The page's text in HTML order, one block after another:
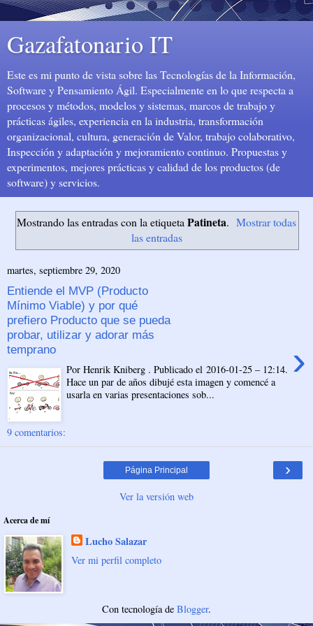
Gazafatonario IT
Este es mi punto de vista sobre las Tecnologías de la Información,
Software y Pensamiento Ágil. Especialmente en lo que respecta a
procesos y métodos, modelos y sistemas, marcos de trabajo y
prácticas ágiles, experiencia en la industria, transformación
organizacional, cultura, generación de Valor, trabajo colaborativo,
Inspección y adaptación y mejoramiento continuo. Propuestas y
experimentos, mejores prácticas y calidad de los productos (de
software) y servicios.
Mostrando las entradas con la etiqueta Patineta. Mostrar todas
las entradas
martes, septiembre 29, 2020
Entiende el MVP (Producto
Mínimo Viable) y por qué
prefiero Producto que se pueda
probar, utilizar y adorar más
temprano
›
Por Henrik Kniberg . Publicado el 2016-01-25 – 12:14.
Hace un par de años dibujé esta imagen y comencé a
usarla en varias presentaciones sob...
9 comentarios:
›
Página Principal
Ver la versión web
Acerca de mí
Lucho Salazar
Ver mi perfil completo
Con tecnología de Blogger.